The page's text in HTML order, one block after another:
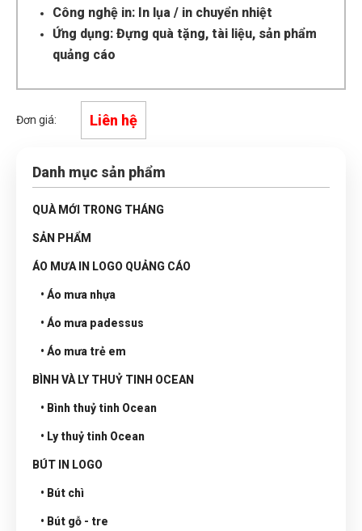
Công nghệ in: In lụa / in chuyển nhiệt
Ứng dụng: Đựng quà tặng, tài liệu, sản phẩm
quảng cáo
Đơn giá: Liên hệ
Danh mục sản phẩm
QUÀ MỚI TRONG THÁNG
SẢN PHẨM
ÁO MƯA IN LOGO QUẢNG CÁO
• Áo mưa nhựa
• Áo mưa padessus
• Áo mưa trẻ em
BÌNH VÀ LY THUỶ TINH OCEAN
• Bình thuỷ tinh Ocean
• Ly thuỷ tinh Ocean
BÚT IN LOGO
• Bút chì
• Bút gỗ - tre